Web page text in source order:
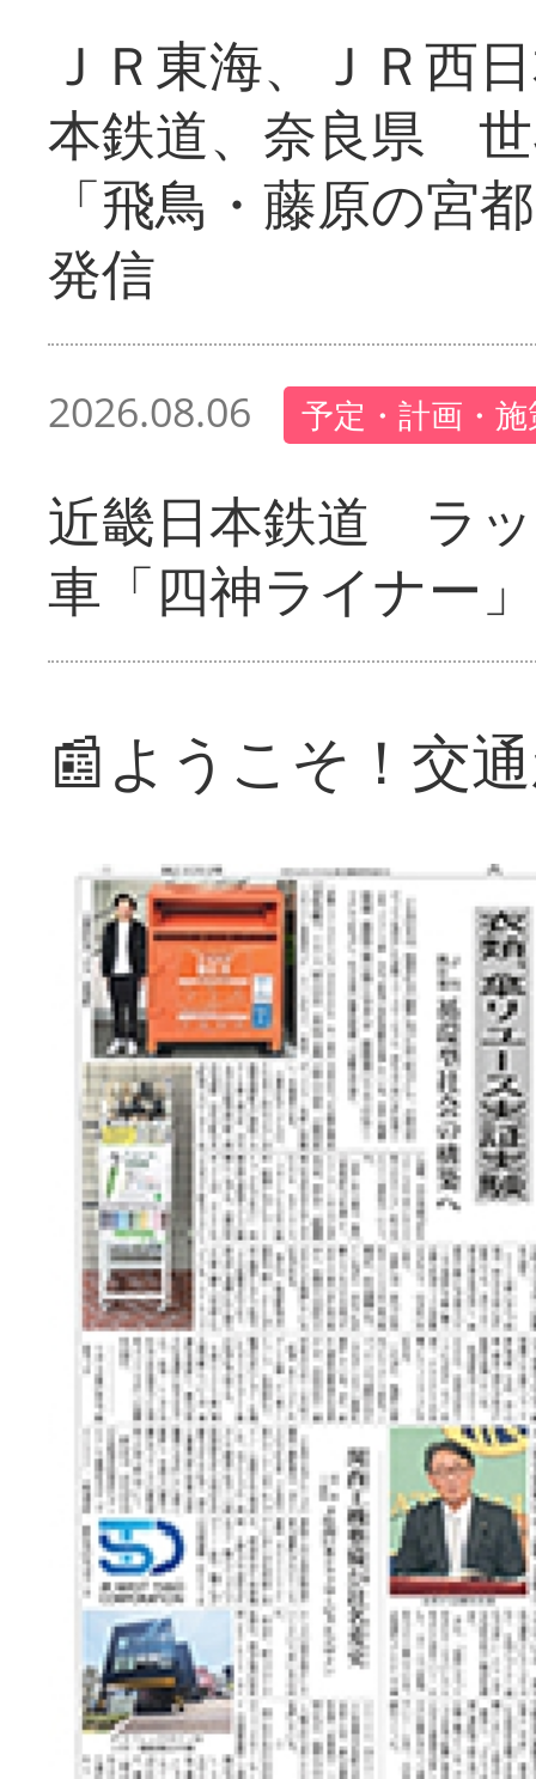
ＪＲ東海、ＪＲ西
本鉄道、奈良県
「飛鳥・藤原の宮
発信
2026.08.06 予定・計画・
近畿日本鉄道 ラ
車「四神ライナー
📰ようこそ！交